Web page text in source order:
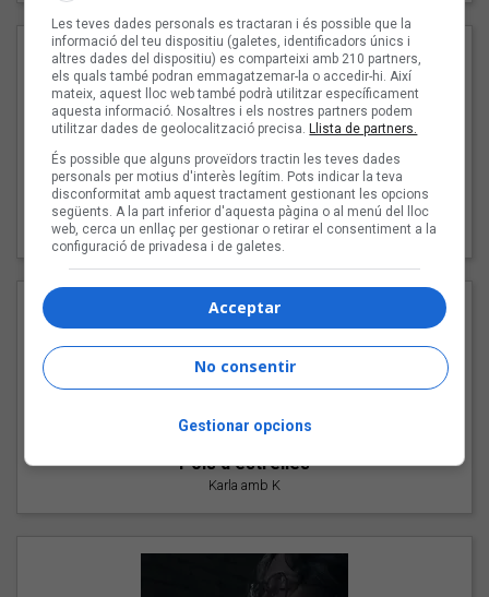
"Les cabres"
94 Rules amb Compte
"Pols d'estrelles"
Karla amb K
Les teves dades personals es tractaran i és possible que la
informació del teu dispositiu (galetes, identificadors únics i
altres dades del dispositiu) es comparteixi amb 210 partners,
els quals també podran emmagatzemar-la o accedir-hi. Així
mateix, aquest lloc web també podrà utilitzar específicament
aquesta informació. Nosaltres i els nostres partners podem
utilitzar dades de geolocalització precisa.Llista de partners.
És possible que alguns proveïdors tractin les teves dades
personals per motius d'interès legítim. Pots indicar la teva
disconformitat amb aquest tractament gestionant les opcions
següents. A la part inferior d'aquesta pàgina o al menú del lloc
web, cerca un enllaç per gestionar o retirar el consentiment a la
configuració de privadesa i de galetes.
Acceptar
No consentir
Gestionar opcions